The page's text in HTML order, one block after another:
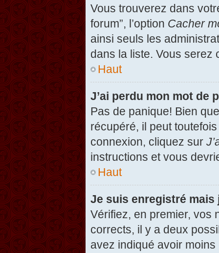
Vous trouverez dans
forum”, l’option Cacher
ainsi seuls les
dans la liste. Vous serez
Haut
J’ai perdu mon mot de
Pas de panique! Bien
récupéré, il peut
connexion, cliquez sur
instructions et vous
Haut
Je suis enregistré mais
Vérifiez, en premier, vos
corrects, il y a deux
avez indiqué avoir